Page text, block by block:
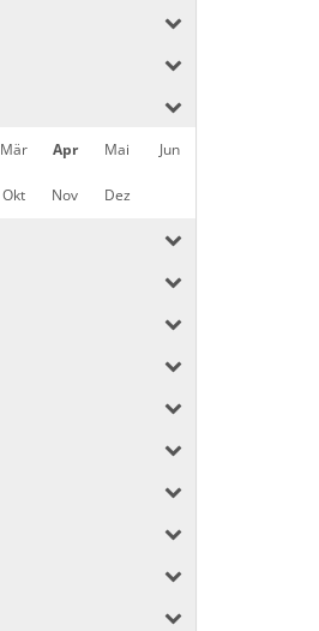
Mär Apr Mai Jun
Okt Nov Dez